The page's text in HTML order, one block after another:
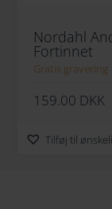
Nordahl
Fortinnet
Gratis gravering
159.00 DKK
Tilføj til